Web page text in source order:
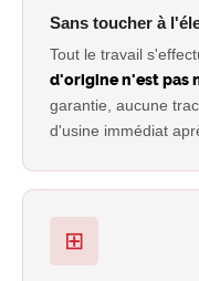
Sans toucher à
Tout le travail
d'origine n'est pas
garantie, aucune
d'usine immédiat
⊞